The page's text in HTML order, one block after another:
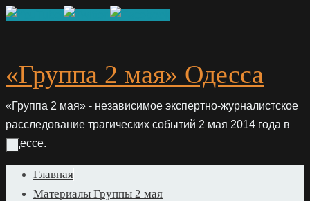
Skip
«Группа 2 мая» Одесса
«Группа 2 мая» - независимое экспертно-журналистское
расследование трагических событий 2 мая 2014 года в
Одессе.
Skip
Главная
Материалы Группы 2 мая